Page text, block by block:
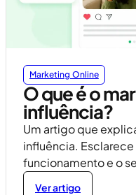
Marketing Online
O que é o
influência?
Um artigo que
influência.
funcionamento e o
Ver artigo